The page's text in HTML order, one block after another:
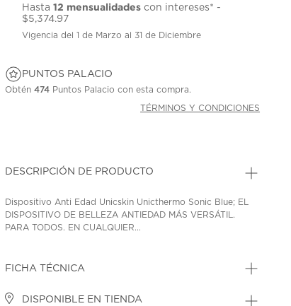
Hasta12 mensualidades con intereses* -
$5,374.97
Vigencia del 1 de Marzo al 31 de Diciembre
PUNTOS PALACIO
Obtén474 Puntos Palacio con esta compra.
TÉRMINOS Y CONDICIONES
DESCRIPCIÓN DE PRODUCTO
Dispositivo Anti Edad Unicskin Unicthermo Sonic Blue; EL
DISPOSITIVO DE BELLEZA ANTIEDAD MÁS VERSÁTIL.
PARA TODOS. EN CUALQUIER...
FICHA TÉCNICA
DISPONIBLE EN TIENDA